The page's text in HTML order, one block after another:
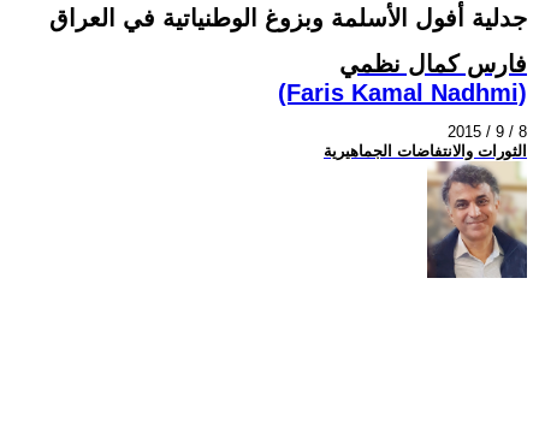
جدلية أفول الأسلمة وبزوغ الوطنياتية في العراق
فارس كمال نظمي
(Faris Kamal Nadhmi)
2015 / 9 / 8
الثورات والانتفاضات الجماهيرية